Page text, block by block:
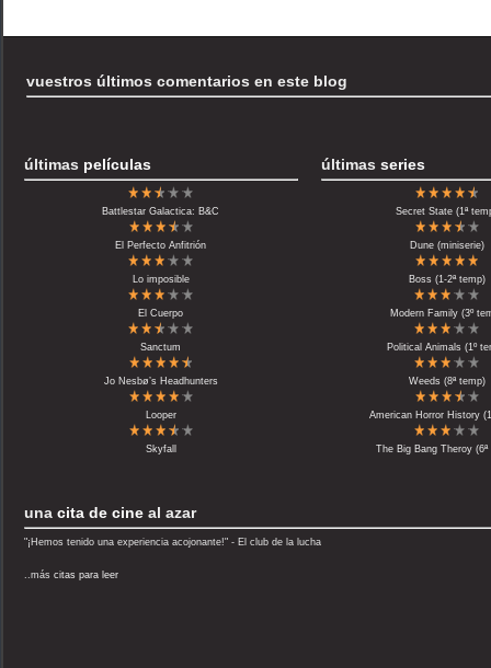
vuestros últimos comentarios en este blog
últimas películas
Battlestar Galactica: B&C
El Perfecto Anfitrión
Lo imposible
El Cuerpo
Sanctum
Jo Nesbø’s Headhunters
Looper
Skyfall
últimas series
Secret State (1ª
Dune (miniserie)
Boss (1-2ª temp)
Modern Family (3º
Political Animals (1º
Weeds (8ª temp)
American Horror History
The Big Bang Theroy (6ª
una cita de cineal azar
"¡Hemos tenido una experiencia acojonante!" - El club de la lucha
..más citas para leer